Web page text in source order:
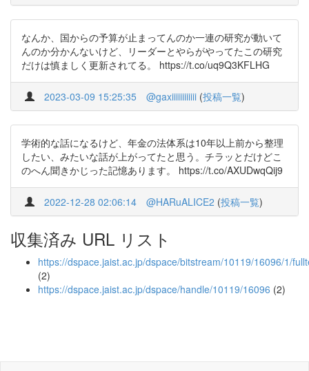
なんか、国からの予算が止まってんのか一連の研究が動いて
んのか分かんないけど、リーダーとやらがやってたこの研究
だけは慎ましく更新されてる。 https://t.co/uq9Q3KFLHG
2023-03-09 15:25:35 @gaxiiiiiiiiiiii (投稿一覧)
学術的な話になるけど、年金の法体系は10年以上前から整理
したい、みたいな話が上がってたと思う。チラッとだけどこ
のへん聞きかじった記憶あります。 https://t.co/AXUDwqQij9
2022-12-28 02:06:14 @HARuALICE2 (投稿一覧)
収集済み URL リスト
https://dspace.jaist.ac.jp/dspace/bitstream/10119/16096/1/
(2)
https://dspace.jaist.ac.jp/dspace/handle/10119/16096 (2)